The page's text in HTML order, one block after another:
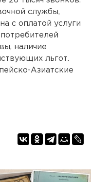
службы,
с оплатой услуги
наличие
льгот.
Азиатские